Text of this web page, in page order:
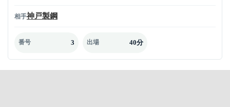
相手神戸製鋼
番号 3 出場 40分